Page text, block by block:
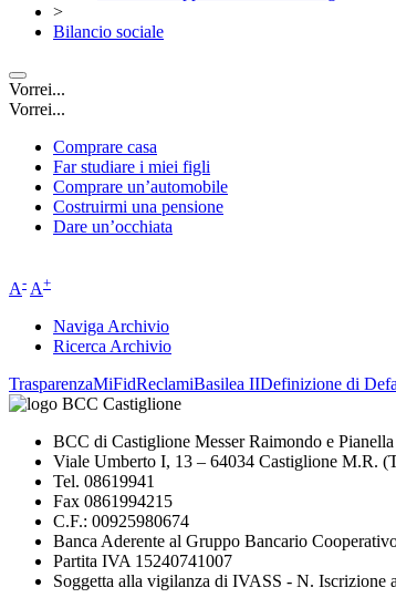
>
Bilancio sociale
Vorrei...
Vorrei...
Comprare casa
Far studiare i miei figli
Comprare un’automobile
Costruirmi una pensione
Dare un’occhiata
A- A+
Naviga Archivio
Ricerca Archivio
TrasparenzaMiFidReclamiBasilea IIDefinizione di
BCC di Castiglione Messer Raimondo e Pianella
Viale Umberto I, 13 – 64034 Castiglione M.R.
Tel. 08619941
Fax 0861994215
C.F.: 00925980674
Banca Aderente al Gruppo Bancario
Partita IVA 15240741007
Soggetta alla vigilanza di IVASS - N.